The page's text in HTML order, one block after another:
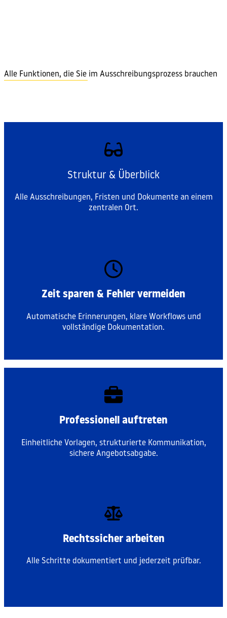
Alle Funktionen, die Sie im Ausschreibungsprozess brauchen
Struktur & Überblick
Alle Ausschreibungen, Fristen und Dokumente an einem
zentralen Ort.
Zeit sparen & Fehler vermeiden
Automatische Erinnerungen, klare Workflows und
vollständige Dokumentation.
Professionell auftreten
Einheitliche Vorlagen, strukturierte Kommunikation,
sichere Angebotsabgabe.
Rechtssicher arbeiten
Alle Schritte dokumentiert und jederzeit prüfbar.